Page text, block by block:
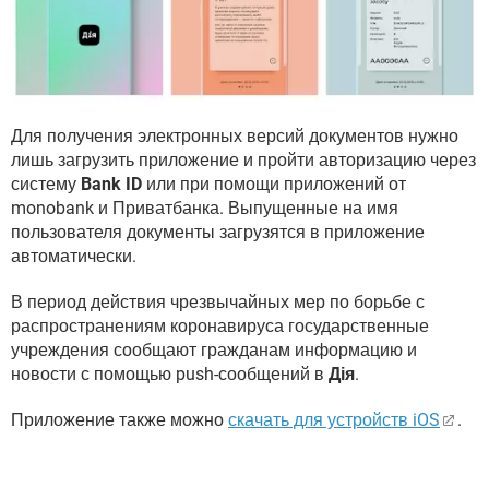
Для получения электронных версий документов нужно
лишь загрузить приложение и пройти авторизацию через
систему Bank ID или при помощи приложений от
monobank и Приватбанка. Выпущенные на имя
пользователя документы загрузятся в приложение
автоматически.
В период действия чрезвычайных мер по борьбе с
распространениям коронавируса государственные
учреждения сообщают гражданам информацию и
новости с помощью push-сообщений в Дія.
Приложение также можно скачать для устройств iOS .